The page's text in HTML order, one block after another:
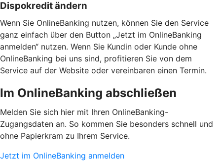
Dispokredit ändern
Wenn Sie OnlineBanking nutzen, können Sie den Service
ganz einfach über den Button „Jetzt im OnlineBanking
anmelden“ nutzen. Wenn Sie Kundin oder Kunde ohne
OnlineBanking bei uns sind, profitieren Sie von dem
Service auf der Website oder vereinbaren einen Termin.
Im OnlineBanking abschließen
Melden Sie sich hier mit Ihren OnlineBanking-
Zugangsdaten an. So kommen Sie besonders schnell und
ohne Papierkram zu Ihrem Service.
Jetzt im OnlineBanking anmelden